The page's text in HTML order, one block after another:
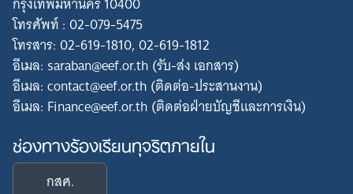
โทรศัพท์ : 02-079-5475
โทรสาร: 02-619-1810, 02-619-1812
อีเมล: saraban@eef.or.th (รับ-ส่ง เอกสาร)
อีเมล: contact@eef.or.th (ติดต่อ-ประสานงาน)
อีเมล: Finance@eef.or.th (ติดต่อฝ่ายบัญชีและการเงิน)
ช่องทางร้องเรียนทุจริตภายใน
กสศ.